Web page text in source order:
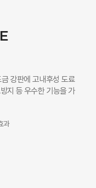
강판에 고내후성 도료
지 등 우수한 기능을 가
과